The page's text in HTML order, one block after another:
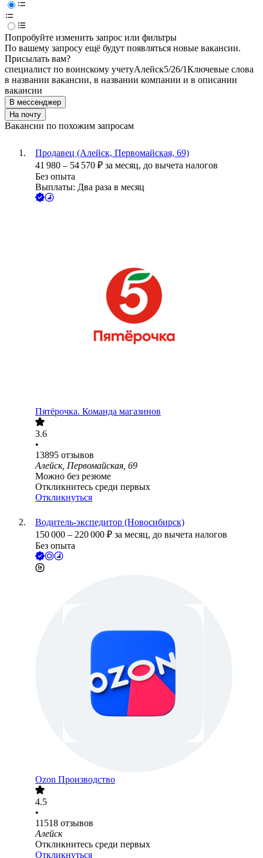
Попробуйте изменить запрос или фильтры
По вашему запросу ещё будут появляться новые вакансии.
Присылать вам?
специалист по воинскому учетуАлейск5/26/1Ключевые слова
в названии вакансии, в названии компании и в описании
вакансии
В мессенджер
На почту
Вакансии по похожим запросам
Продавец (Алейск, Первомайская, 69)
41 980 – 54 570 ₽ за месяц, до вычета налогов
Без опыта
Выплаты: Два раза в месяц
Пятёрочка. Команда магазинов
3.6
•
13895 отзывов
Алейск, Первомайская, 69
Можно без резюме
Откликнитесь среди первых
Откликнуться
Водитель-экспедитор (Новосибирск)
150 000 – 220 000 ₽ за месяц, до вычета налогов
Без опыта
Ozon Производство
4.5
•
11518 отзывов
Алейск
Откликнитесь среди первых
Откликнуться